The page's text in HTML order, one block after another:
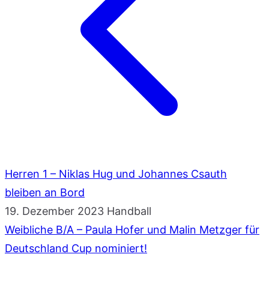
Herren 1 – Niklas Hug und Johannes Csauth
bleiben an Bord
19. Dezember 2023 Handball
Weibliche B/A – Paula Hofer und Malin Metzger für
Deutschland Cup nominiert!